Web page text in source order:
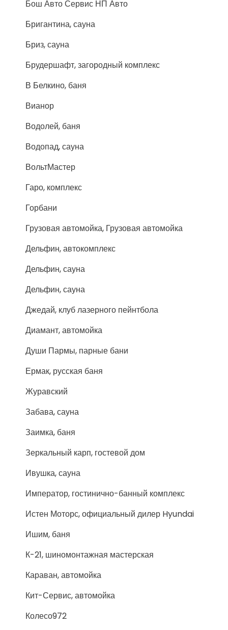
Бош Авто Сервис НП Авто
Бригантина, сауна
Бриз, сауна
Брудершафт, загородный комплекс
В Белкино, баня
Вианор
Водолей, баня
Водопад, сауна
ВольтМастер
Гаро, комплекс
Горбани
Грузовая автомойка, Грузовая автомойка
Дельфин, автокомплекс
Дельфин, сауна
Дельфин, сауна
Джедай, клуб лазерного пейнтбола
Диамант, автомойка
Души Пармы, парные бани
Ермак, русская баня
Журавский
Забава, сауна
Заимка, баня
Зеркальный карп, гостевой дом
Ивушка, сауна
Император, гостинично-банный комплекс
Истен Моторс, официальный дилер Hyundai
Ишим, баня
К-21, шиномонтажная мастерская
Караван, автомойка
Кит-Сервис, автомойка
Колесо972